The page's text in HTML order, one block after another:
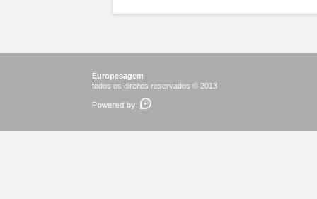
Europesagem
todos os direitos reservados © 2013